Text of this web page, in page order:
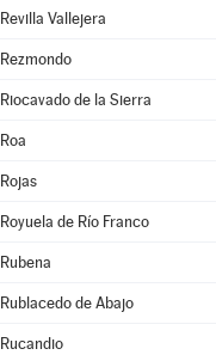
Revilla Vallejera
Rezmondo
Riocavado de la Sierra
Roa
Rojas
Royuela de Río Franco
Rubena
Rublacedo de Abajo
Rucandio